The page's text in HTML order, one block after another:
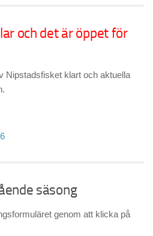
och det är öppet för
Nipstadsfisket klart och aktuella
säsong
genom att klicka på